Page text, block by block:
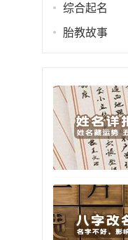
综合起名
胎教故事